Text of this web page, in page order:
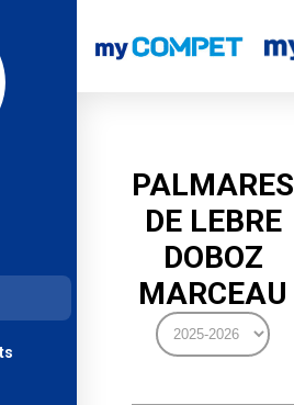
PALMARES
DE LEBRE
DOBOZ
MARCEAU